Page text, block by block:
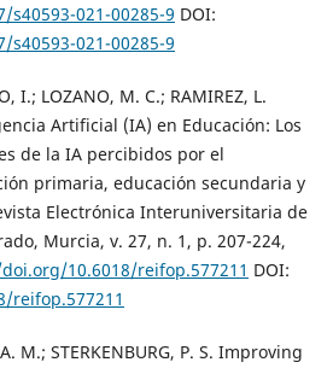
021-00285-9 DOI:
021-00285-9
I.; LOZANO, M. C.; RAMIREZ, L.
Artificial (IA) en Educación: Los
de la IA percibidos por el
primaria, educación secundaria y
Electrónica Interuniversitaria de
Murcia, v. 27, n. 1, p. 207-224,
10.6018/reifop.577211 DOI:
reifop.577211
M.; STERKENBURG, P. S. Improving